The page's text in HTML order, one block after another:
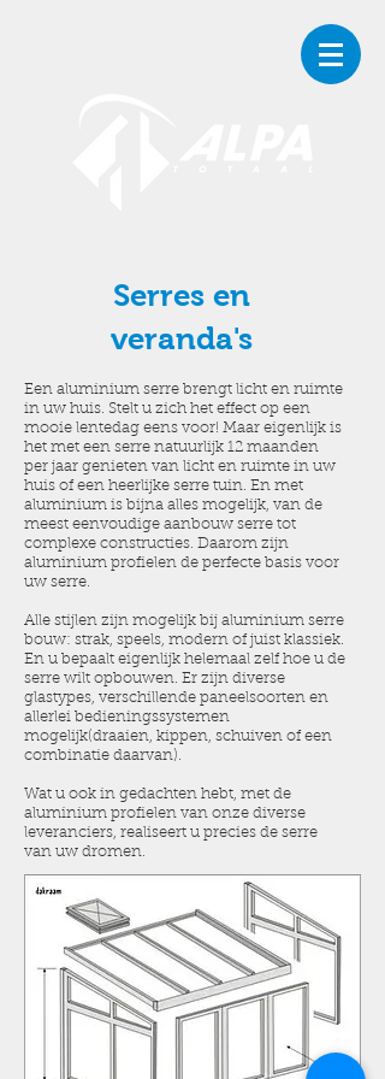
Serres en
veranda's
Een aluminium serre brengt licht en ruimte
in uw huis. Stelt u zich het effect op een
mooie lentedag eens voor! Maar eigenlijk is
het met een serre natuurlijk 12 maanden
per jaar genieten van licht en ruimte in uw
huis of een heerlijke serre tuin. En met
aluminium is bijna alles mogelijk, van de
meest eenvoudige aanbouw serre tot
complexe constructies. Daarom zijn
aluminium profielen de perfecte basis voor
uw serre.
Alle stijlen zijn mogelijk bij aluminium serre
bouw: strak, speels, modern of juist klassiek.
En u bepaalt eigenlijk helemaal zelf hoe u de
serre wilt opbouwen. Er zijn diverse
glastypes, verschillende paneelsoorten en
allerlei bedieningssystemen
mogelijk(draaien, kippen, schuiven of een
combinatie daarvan).
Wat u ook in gedachten hebt, met de
aluminium profielen van onze diverse
leveranciers, realiseert u precies de serre
van uw dromen.